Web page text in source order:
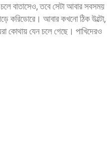
বাতাসেও, তবে সেটা আবার সবসময়
করিডোরে। আবার কখনো ঠিক উল্টো,
কোথায় যেন চলে গেছে। পাখিদেরও